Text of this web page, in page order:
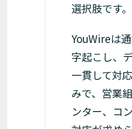
選択肢です。
YouWireは
字起こし、
一貫して対
みで、営業
ンター、コ